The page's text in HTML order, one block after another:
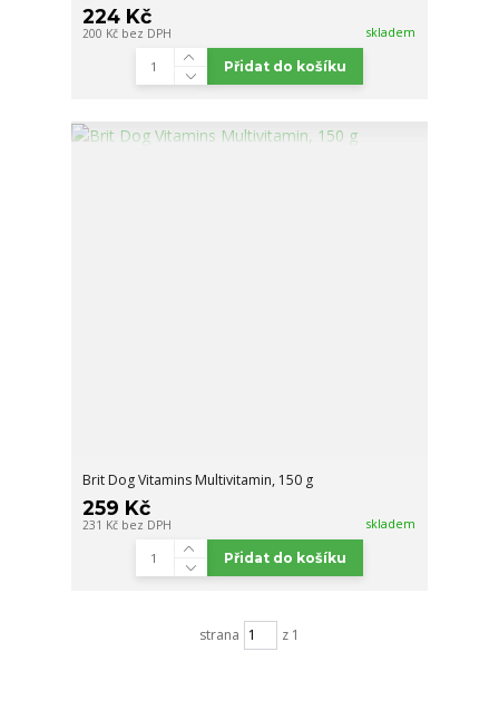
224 Kč
200 Kč bez DPH skladem
Přidat do košíku
Brit Dog Vitamins Multivitamin, 150 g
259 Kč
231 Kč bez DPH skladem
Přidat do košíku
strana z 1